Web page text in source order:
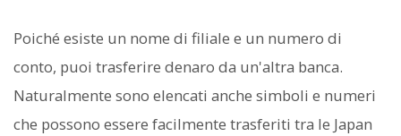
Poiché esiste un nome di filiale e un numero di
conto, puoi trasferire denaro da un'altra banca.
Naturalmente sono elencati anche simboli e numeri
che possono essere facilmente trasferiti tra le Japan